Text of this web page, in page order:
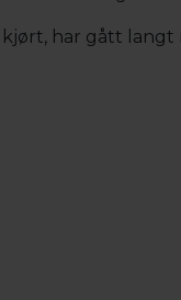
har gått